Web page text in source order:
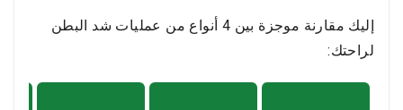
إليك مقارنة موجزة بين 4 أنواع من عمليات شد البطن
لراحتك: